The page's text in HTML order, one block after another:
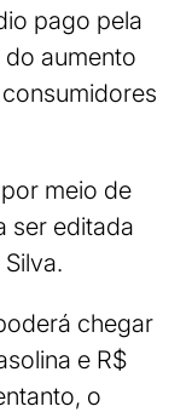
pago pela
aumento
meio de
ser editada
chegar
e R$
o